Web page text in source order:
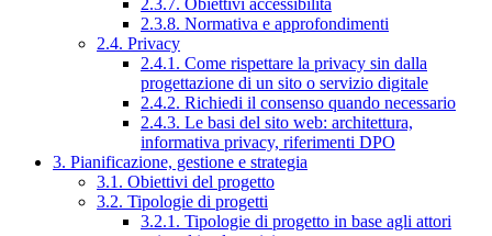
2.3.7. Obiettivi accessibilità
2.3.8. Normativa e approfondimenti
2.4. Privacy
2.4.1. Come rispettare la privacy sin dalla
progettazione di un sito o servizio digitale
2.4.2. Richiedi il consenso quando necessario
2.4.3. Le basi del sito web: architettura,
informativa privacy, riferimenti DPO
3. Pianificazione, gestione e strategia
3.1. Obiettivi del progetto
3.2. Tipologie di progetti
3.2.1. Tipologie di progetto in base agli attori